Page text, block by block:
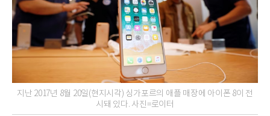
지난 2017년 8월 20일(현지시각) 싱가포르의 애플 매장에 아이폰 8이 전
시돼 있다. 사진=로이터